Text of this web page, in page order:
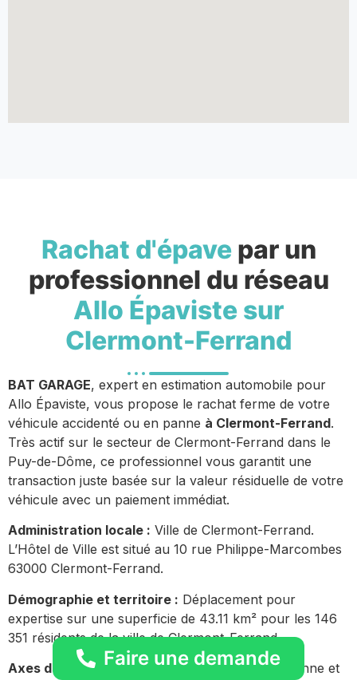
Rachat d'épavepar un
professionnel du réseau
Allo Épaviste sur
Clermont-Ferrand
BAT GARAGE, expert en estimation automobile pour
Allo Épaviste, vous propose le rachat ferme de votre
véhicule accidenté ou en panne à Clermont-Ferrand.
Très actif sur le secteur de Clermont-Ferrand dans le
Puy-de-Dôme, ce professionnel vous garantit une
transaction juste basée sur la valeur résiduelle de votre
véhicule avec un paiement immédiat.
Administration locale : Ville de Clermont-Ferrand.
L’Hôtel de Ville est situé au 10 rue Philippe-Marcombes
63000 Clermont-Ferrand.
Démographie et territoire : Déplacement pour
expertise sur une superficie de 43.11 km² pour les 146
351 résidents de la ville de Clermont-Ferrand.
Axes de circulation urbains : Présence quotidienne et
Faire une demande